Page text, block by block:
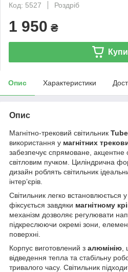
Код: 5527
Роздріб
1 950 ₴
Опис Характеристики
Опис
Магнітно-трековий світильник
використання у магнітних
забезпечує спрямоване, акцентне
світловим пучком. Циліндрична
дизайн роблять світильник
інтер’єрів.
Світильник легко встановлюється
фіксується завдяки магнітному
механізм дозволяє регулювати
підкреслюючи окремі зони,
поверхні.
Корпус виготовлений з алюмінію
відведення тепла та стабільну
тривалого часу. Світильник